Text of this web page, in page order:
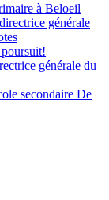
à Beloeil
générale
générale du
secondaire De